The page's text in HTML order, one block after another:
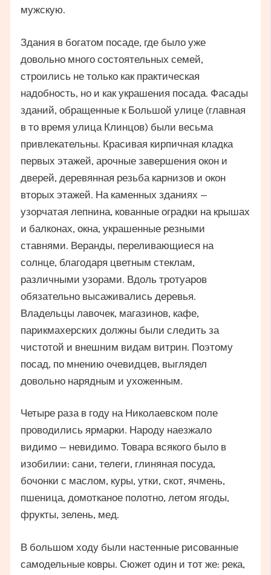
мужскую.
Здания в богатом посаде, где было уже
довольно много состоятельных семей,
строились не только как практическая
надобность, но и как украшения посада. Фасады
зданий, обращенные к Большой улице (главная
в то время улица Клинцов) были весьма
привлекательны. Красивая кирпичная кладка
первых этажей, арочные завершения окон и
дверей, деревянная резьба карнизов и окон
вторых этажей. На каменных зданиях —
узорчатая лепнина, кованные оградки на крышах
и балконах, окна, украшенные резными
ставнями. Веранды, переливающиеся на
солнце, благодаря цветным стеклам,
различными узорами. Вдоль тротуаров
обязательно высаживались деревья.
Владельцы лавочек, магазинов, кафе,
парикмахерских должны были следить за
чистотой и внешним видам витрин. Поэтому
посад, по мнению очевидцев, выглядел
довольно нарядным и ухоженным.
Четыре раза в году на Николаевском поле
проводились ярмарки. Народу наезжало
видимо — невидимо. Товара всякого было в
изобилии: сани, телеги, глиняная посуда,
бочонки с маслом, куры, утки, скот, ячмень,
пшеница, домотканое полотно, летом ягоды,
фрукты, зелень, мед.
В большом ходу были настенные рисованные
самодельные ковры. Сюжет один и тот же: река,